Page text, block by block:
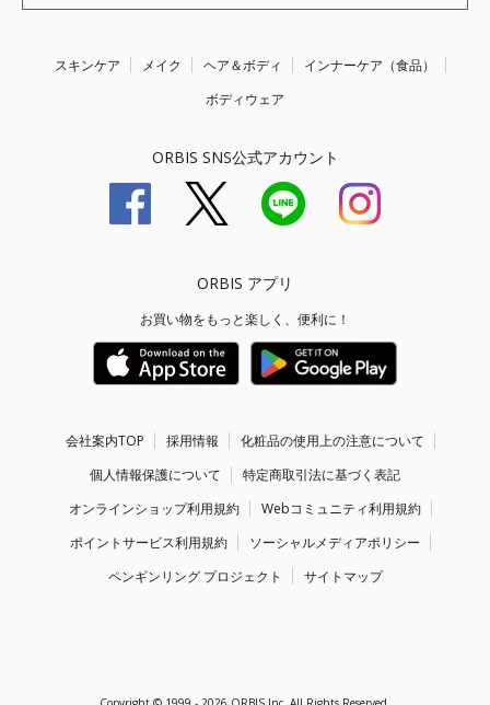
スキンケア メイク ヘア＆ボディ
インナーケア（食品）
ボディウェア
ORBIS SNS公式アカウント
ORBIS アプリ
お買い物をもっと楽しく、便利に！
会社案内TOP 採用情報
化粧品の使用上の注意について
個人情報保護について
特定商取引法に基づく表記
オンラインショップ利用規約
Webコミュニティ利用規約
ポイントサービス利用規約
ソーシャルメディアポリシー
ペンギンリング プロジェクト
サイトマップ